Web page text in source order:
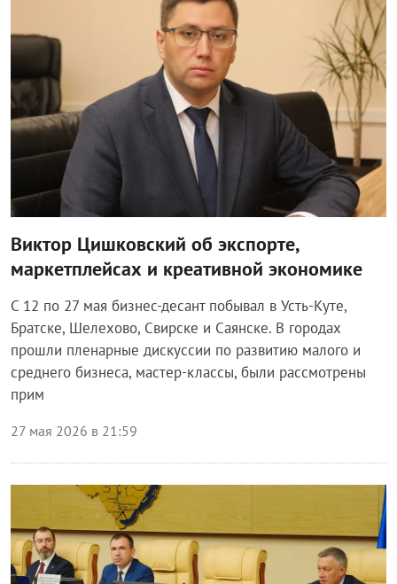
Виктор Цишковский об экспорте,
маркетплейсах и креативной экономике
С 12 по 27 мая бизнес-десант побывал в Усть-Куте,
Братске, Шелехово, Свирске и Саянске. В городах
прошли пленарные дискуссии по развитию малого и
среднего бизнеса, мастер-классы, были рассмотрены
прим
27 мая 2026 в 21:59